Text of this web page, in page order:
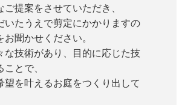
提案をさせていただき、
いたうえで剪定にかかりますの
聞かせください。
な技術があり、目的に応じた技
とで、
望を叶えるお庭をつくり出して